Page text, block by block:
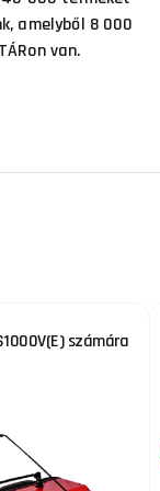
amelyből 8 000
van.
számára